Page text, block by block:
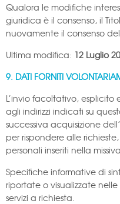
Qualora le modifiche
giuridica è il consenso, il
nuovamente il consenso
Ultima modifica: 12 Luglio
9. DATI FORNITI
L’invio facoltativo,
agli indirizzi indicati su
successiva acquisizione
per rispondere alle
personali inseriti nella missiva.
Specifiche informative di
riportate o visualizzate
servizi a richiesta.